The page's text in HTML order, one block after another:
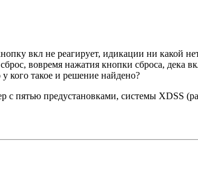
вкл не реагирует, идикации ни какой
вовремя нажатия кнопки сброса, дека
кого такое и решение найдено?
с пятью предустановками, системы XDSS